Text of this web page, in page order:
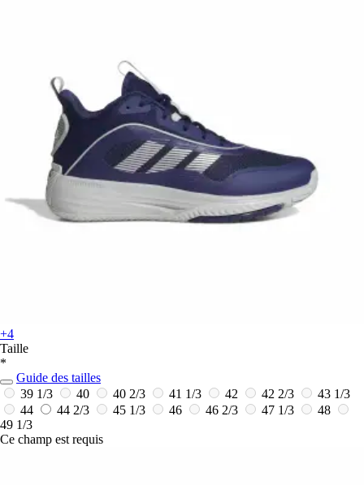
+4
Taille
*
Guide des tailles
39 1/3
40 40 2/3 41 1/3 42 42 2/3
43 1/3
44
44 2/3 45 1/3 46 46 2/3 47 1/3
48
49 1/3
Ce champ est requis